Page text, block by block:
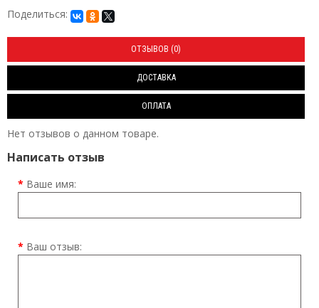
Поделиться:
ОТЗЫВОВ (0)
ДОСТАВКА
ОПЛАТА
Нет отзывов о данном товаре.
Написать отзыв
Ваше имя:
Ваш отзыв: